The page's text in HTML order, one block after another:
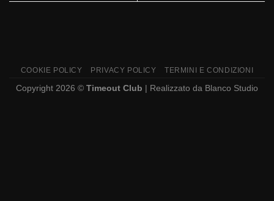
COOKIE POLICY PRIVACY POLICY TERMINI E CONDIZIONI
Copyright 2026 © Timeout Club | Realizzato da Blanco Studio